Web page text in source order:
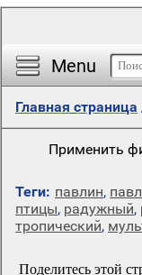
Menu
Главная страница
Применить
Теги: павлин,
птицы, радужный,
тропический,